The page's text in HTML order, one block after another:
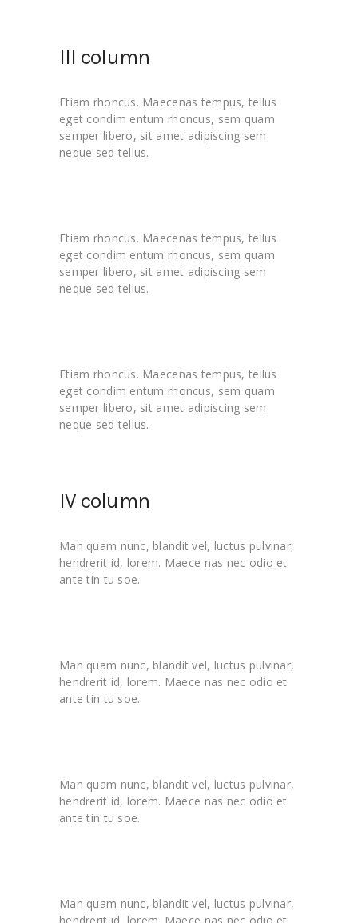
III column
Etiam rhoncus. Maecenas tempus, tellus
eget condim entum rhoncus, sem quam
semper libero, sit amet adipiscing sem
neque sed tellus.
Etiam rhoncus. Maecenas tempus, tellus
eget condim entum rhoncus, sem quam
semper libero, sit amet adipiscing sem
neque sed tellus.
Etiam rhoncus. Maecenas tempus, tellus
eget condim entum rhoncus, sem quam
semper libero, sit amet adipiscing sem
neque sed tellus.
IV column
Man quam nunc, blandit vel, luctus pulvinar,
hendrerit id, lorem. Maece nas nec odio et
ante tin tu soe.
Man quam nunc, blandit vel, luctus pulvinar,
hendrerit id, lorem. Maece nas nec odio et
ante tin tu soe.
Man quam nunc, blandit vel, luctus pulvinar,
hendrerit id, lorem. Maece nas nec odio et
ante tin tu soe.
Man quam nunc, blandit vel, luctus pulvinar,